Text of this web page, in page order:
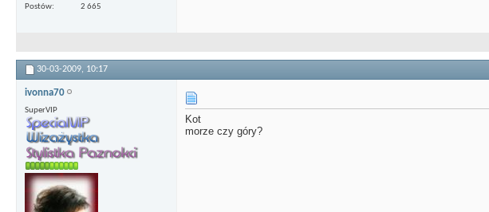
Postów
2 665
30-03-2009, 10:17
ivonna70
SuperVIP
Kot
morze czy góry?